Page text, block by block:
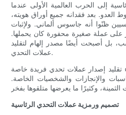
إلى الحرب العالمية الأولى عندما
بعد فقدانه جميع أوراق هويته،
ظنّوا أنه جاسوس ألماني. ولإثبات
على عملة صغيرة محفورة كان يحملها.
بل أصبحت أيضًا مصدر إلهام لتقليد
عملات التحدي.
تقليد إصدار عملات تحدي فريدة خاصة
والإنجازات والشخصيات الخاصة.
تصميم ورمزية عملات التحدي الرئاسية